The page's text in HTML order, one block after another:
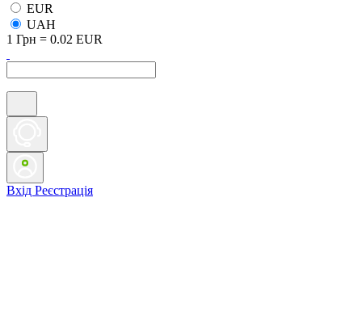
EUR
UAH
1 Грн = 0.02 EUR
Вхід Реєстрація